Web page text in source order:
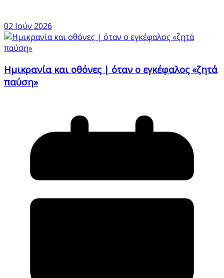
02 Ιούν 2026
Ημικρανία και οθόνες | όταν ο εγκέφαλος «ζητά
παύση»